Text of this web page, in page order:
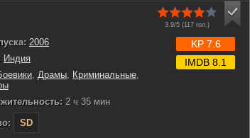
3.9/5 (117 гол.)
2006
Индия
, Драмы, Криминальные,
2 ч 35 мин
SD
KP 7.6
IMDB 8.1